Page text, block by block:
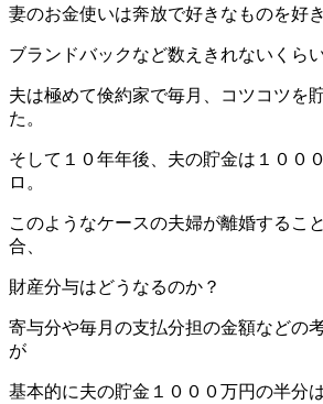
妻のお金使いは奔放で好きなものを好
ブランドバックなど数えきれないくら
夫は極めて倹約家で毎月、コツコツを
た。
そして１０年年後、夫の貯金は１００
ロ。
このようなケースの夫婦が離婚するこ
合、
財産分与はどうなるのか？
寄与分や毎月の支払分担の金額などの
が
基本的に夫の貯金１０００万円の半分